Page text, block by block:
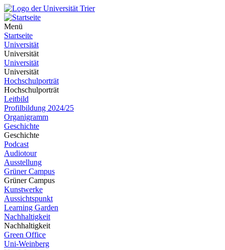
Menü
Startseite
Universität
Universität
Universität
Universität
Hochschulporträt
Hochschulporträt
Leitbild
Profilbildung 2024/25
Organigramm
Geschichte
Geschichte
Podcast
Audiotour
Ausstellung
Grüner Campus
Grüner Campus
Kunstwerke
Aussichtspunkt
Learning Garden
Nachhaltigkeit
Nachhaltigkeit
Green Office
Uni-Weinberg